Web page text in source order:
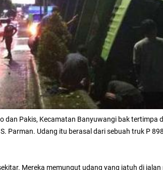
dan Pakis, Kecamatan Banyuwangi bak tertimpa
Parman. Udang itu berasal dari sebuah truk P
Mereka memungut udang yang jatuh di